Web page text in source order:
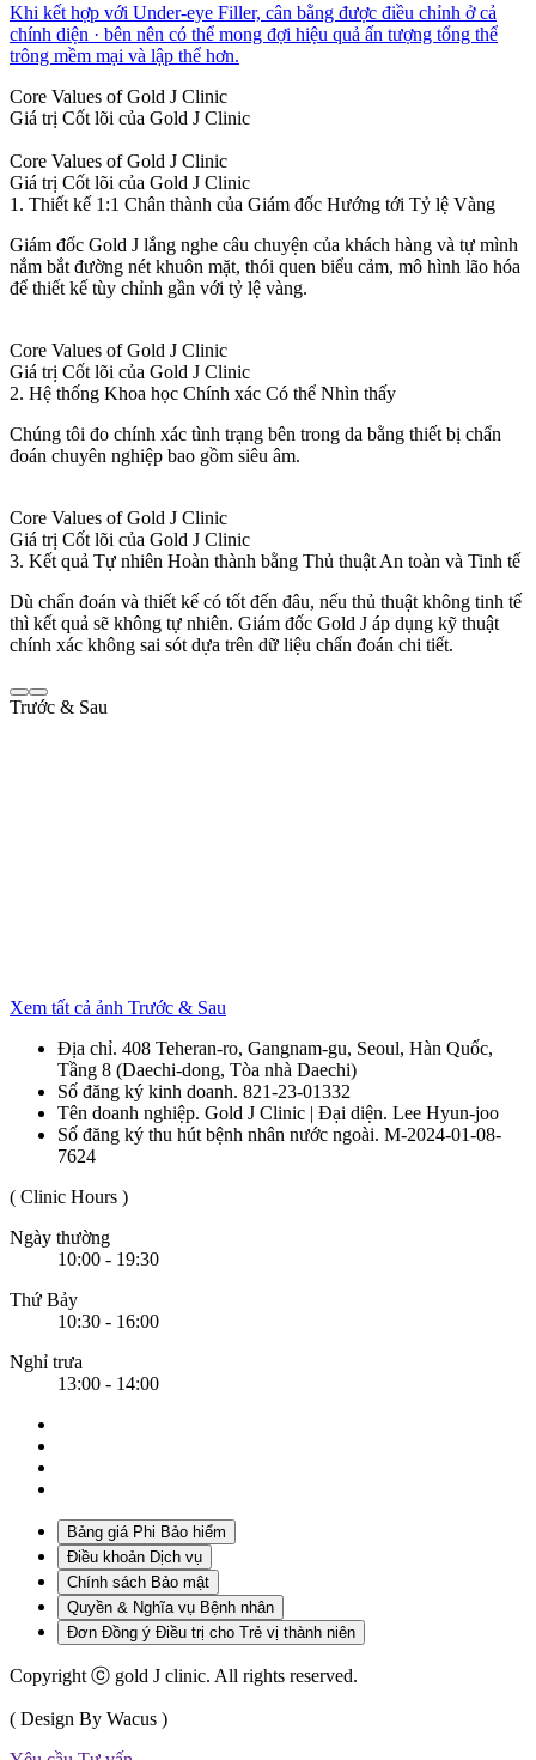
Khi kết hợp với Under-eye Filler, cân bằng được điều chỉnh ở cả
chính diện · bên nên có thể mong đợi hiệu quả ấn tượng tổng thể
trông mềm mại và lập thể hơn.
Core Values of Gold J Clinic
Giá trị Cốt lõi của Gold J Clinic
Core Values of Gold J Clinic
Giá trị Cốt lõi của Gold J Clinic
1. Thiết kế 1:1 Chân thành của Giám đốc Hướng tới Tỷ lệ Vàng
Giám đốc Gold J lắng nghe câu chuyện của khách hàng và tự mình
nắm bắt đường nét khuôn mặt, thói quen biểu cảm, mô hình lão hóa
để thiết kế tùy chỉnh gần với tỷ lệ vàng.
Core Values of Gold J Clinic
Giá trị Cốt lõi của Gold J Clinic
2. Hệ thống Khoa học Chính xác Có thể Nhìn thấy
Chúng tôi đo chính xác tình trạng bên trong da bằng thiết bị chẩn
đoán chuyên nghiệp bao gồm siêu âm.
Core Values of Gold J Clinic
Giá trị Cốt lõi của Gold J Clinic
3. Kết quả Tự nhiên Hoàn thành bằng Thủ thuật An toàn và Tinh tế
Dù chẩn đoán và thiết kế có tốt đến đâu, nếu thủ thuật không tinh tế
thì kết quả sẽ không tự nhiên. Giám đốc Gold J áp dụng kỹ thuật
chính xác không sai sót dựa trên dữ liệu chẩn đoán chi tiết.
Trước & Sau
Xem tất cả ảnh Trước & Sau
Địa chỉ. 408 Teheran-ro, Gangnam-gu, Seoul, Hàn Quốc,
Tầng 8 (Daechi-dong, Tòa nhà Daechi)
Số đăng ký kinh doanh. 821-23-01332
Tên doanh nghiệp. Gold J Clinic | Đại diện. Lee Hyun-joo
Số đăng ký thu hút bệnh nhân nước ngoài. M-2024-01-08-
7624
( Clinic Hours )
Ngày thường
10:00 - 19:30
Thứ Bảy
10:30 - 16:00
Nghỉ trưa
13:00 - 14:00
Bảng giá Phi Bảo hiểm
Điều khoản Dịch vụ
Chính sách Bảo mật
Quyền & Nghĩa vụ Bệnh nhân
Đơn Đồng ý Điều trị cho Trẻ vị thành niên
Copyright ⓒ gold J clinic. All rights reserved.
( Design By Wacus )